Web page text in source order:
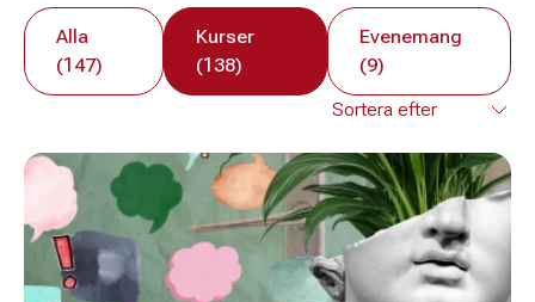
Alla
(147)
Kurser
(138)
Evenemang
(9)